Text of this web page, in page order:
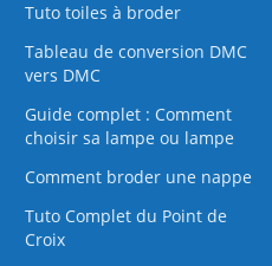
Tuto toiles à broder
Tableau de conversion DMC
vers DMC
Guide complet : Comment
choisir sa lampe ou lampe
Comment broder une nappe
Tuto Complet du Point de
Croix